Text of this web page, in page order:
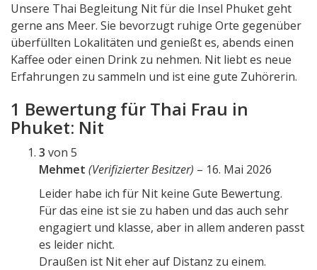
Unsere Thai Begleitung Nit für die Insel Phuket geht
gerne ans Meer. Sie bevorzugt ruhige Orte gegenüber
überfüllten Lokalitäten und genießt es, abends einen
Kaffee oder einen Drink zu nehmen. Nit liebt es neue
Erfahrungen zu sammeln und ist eine gute Zuhörerin.
1 Bewertung für Thai Frau in
Phuket: Nit
3 von 5
Mehmet (Verifizierter Besitzer) – 16. Mai 2026
Leider habe ich für Nit keine Gute Bewertung.
Für das eine ist sie zu haben und das auch sehr
engagiert und klasse, aber in allem anderen passt
es leider nicht.
Draußen ist Nit eher auf Distanz zu einem.